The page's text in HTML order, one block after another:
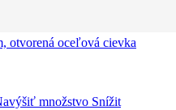
otvorená oceľová cievka
množstvo Snížit